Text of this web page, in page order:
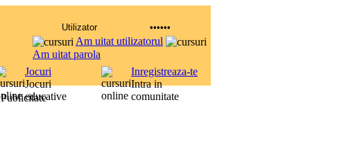
Am uitat utilizatorul
Am uitat parola
Jocuri
Jocuri
educative
Inregistreaza-te
Intra in
comunitate
Publicitate